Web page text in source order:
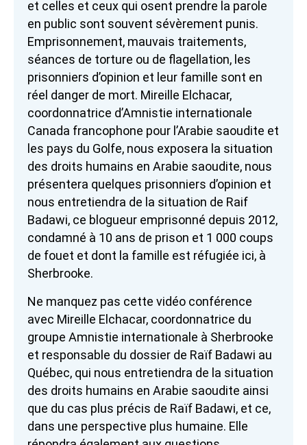
et celles et ceux qui osent prendre la parole
en public sont souvent sévèrement punis.
Emprisonnement, mauvais traitements,
séances de torture ou de flagellation, les
prisonniers d’opinion et leur famille sont en
réel danger de mort. Mireille Elchacar,
coordonnatrice d’Amnistie internationale
Canada francophone pour l’Arabie saoudite et
les pays du Golfe, nous exposera la situation
des droits humains en Arabie saoudite, nous
présentera quelques prisonniers d’opinion et
nous entretiendra de la situation de Raif
Badawi, ce blogueur emprisonné depuis 2012,
condamné à 10 ans de prison et 1 000 coups
de fouet et dont la famille est réfugiée ici, à
Sherbrooke.
Ne manquez pas cette vidéo conférence
avec Mireille Elchacar, coordonnatrice du
groupe Amnistie internationale à Sherbrooke
et responsable du dossier de Raïf Badawi au
Québec, qui nous entretiendra de la situation
des droits humains en Arabie saoudite ainsi
que du cas plus précis de Raïf Badawi, et ce,
dans une perspective plus humaine. Elle